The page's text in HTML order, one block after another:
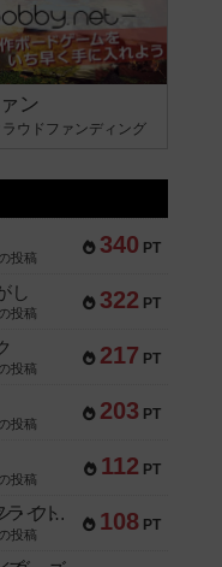
ン
ウドファンディング
340 PT
投稿
322 PT
し
投稿
217 PT
投稿
203 PT
投稿
112 PT
投稿
108 PT
ファースト・イン・フライト
投稿